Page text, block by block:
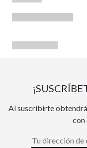
Al suscribirte
con